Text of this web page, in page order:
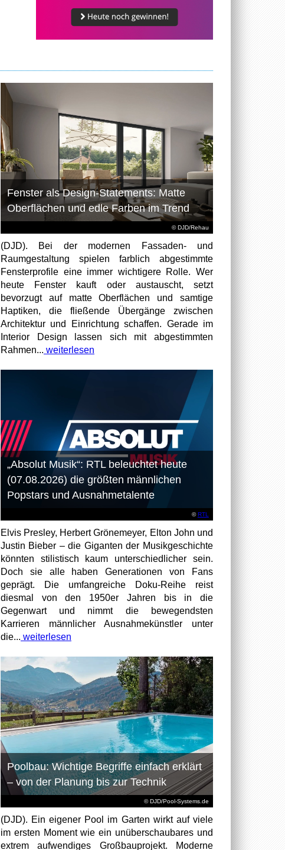
© DJD/Rehau
Fenster als Design-Statements: Matte
Oberflächen und edle Farben im Trend
(DJD). Bei der modernen Fassaden- und
Raumgestaltung spielen farblich abgestimmte
Fensterprofile eine immer wichtigere Rolle. Wer
heute Fenster kauft oder austauscht, setzt
bevorzugt auf matte Oberflächen und samtige
Haptiken, die fließende Übergänge zwischen
Architektur und Einrichtung schaffen. Gerade im
Interior Design lassen sich mit abgestimmten
Rahmen... weiterlesen
©RTL
„Absolut Musik“: RTL beleuchtet heute
(07.08.2026) die größten männlichen
Popstars und Ausnahmetalente
Elvis Presley, Herbert Grönemeyer, Elton John und
Justin Bieber – die Giganten der Musikgeschichte
könnten stilistisch kaum unterschiedlicher sein.
Doch sie alle haben Generationen von Fans
geprägt. Die umfangreiche Doku-Reihe reist
diesmal von den 1950er Jahren bis in die
Gegenwart und nimmt die bewegendsten
Karrieren männlicher Ausnahmekünstler unter
die... weiterlesen
© DJD/Pool-Systems.de
Poolbau: Wichtige Begriffe einfach erklärt
– von der Planung bis zur Technik
(DJD). Ein eigener Pool im Garten wirkt auf viele
im ersten Moment wie ein unüberschaubares und
extrem aufwendiges Großbauprojekt. Moderne